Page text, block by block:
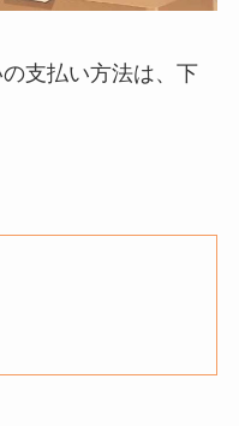
支払い方法は、下